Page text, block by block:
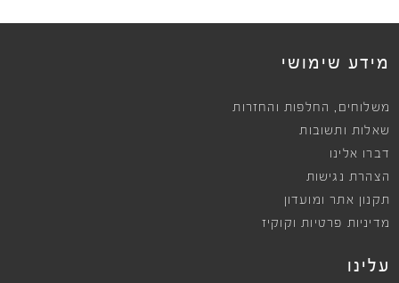
מידע שימושי
משלוחים , החלפות והחזרות
שאלות ותשובות
דברו אלינו
הצהרת נגישות
תקנון אתר ומועדון
מדיניות פרטיות וקוקיז
עלינו